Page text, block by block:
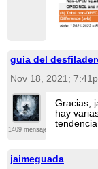
guia del
Nov 18, 2021;
1409 mensajes
Gracias,
hay
jaimeguada